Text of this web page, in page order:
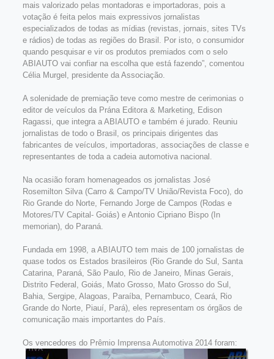
mais valorizado pelas montadoras e importadoras, pois a
votação é feita pelos mais expressivos jornalistas
especializados de todas as mídias (revistas, jornais, sites TVs
e rádios) de todas as regiões do Brasil. Por isto, o consumidor
quando pesquisar e vir os produtos premiados com o selo
ABIAUTO vai confiar na escolha que está fazendo”, comentou
Célia Murgel, presidente da Associação.
A solenidade de premiação teve como mestre de cerimonias o
editor de veículos da Prána Editora & Marketing, Edison
Ragassi, que integra a ABIAUTO e também é jurado. Reuniu
jornalistas de todo o Brasil, os principais dirigentes das
fabricantes de veículos, importadoras, associações de classe e
representantes de toda a cadeia automotiva nacional.
Na ocasião foram homenageados os jornalistas José
Rosemilton Silva (Carro & Campo/TV União/Revista Foco), do
Rio Grande do Norte, Fernando Jorge de Campos (Rodas e
Motores/TV Capital- Goiás) e Antonio Cipriano Bispo (In
memorian), do Paraná.
Fundada em 1998, a ABIAUTO tem mais de 100 jornalistas de
quase todos os Estados brasileiros (Rio Grande do Sul, Santa
Catarina, Paraná, São Paulo, Rio de Janeiro, Minas Gerais,
Distrito Federal, Goiás, Mato Grosso, Mato Grosso do Sul,
Bahia, Sergipe, Alagoas, Paraíba, Pernambuco, Ceará, Rio
Grande do Norte, Piauí, Pará), eles representam os órgãos de
comunicação mais importantes do País.
Os vencedores do Prêmio Imprensa Automotiva 2014 foram: